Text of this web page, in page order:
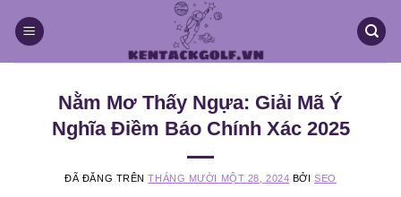
đến
Nằm Mơ Thấy Ngựa: Giải Mã Ý
Nghĩa Điềm Báo Chính Xác 2025
ĐÃ ĐĂNG TRÊNTHÁNG MƯỜI MỘT 28, 2024 BỞISEO